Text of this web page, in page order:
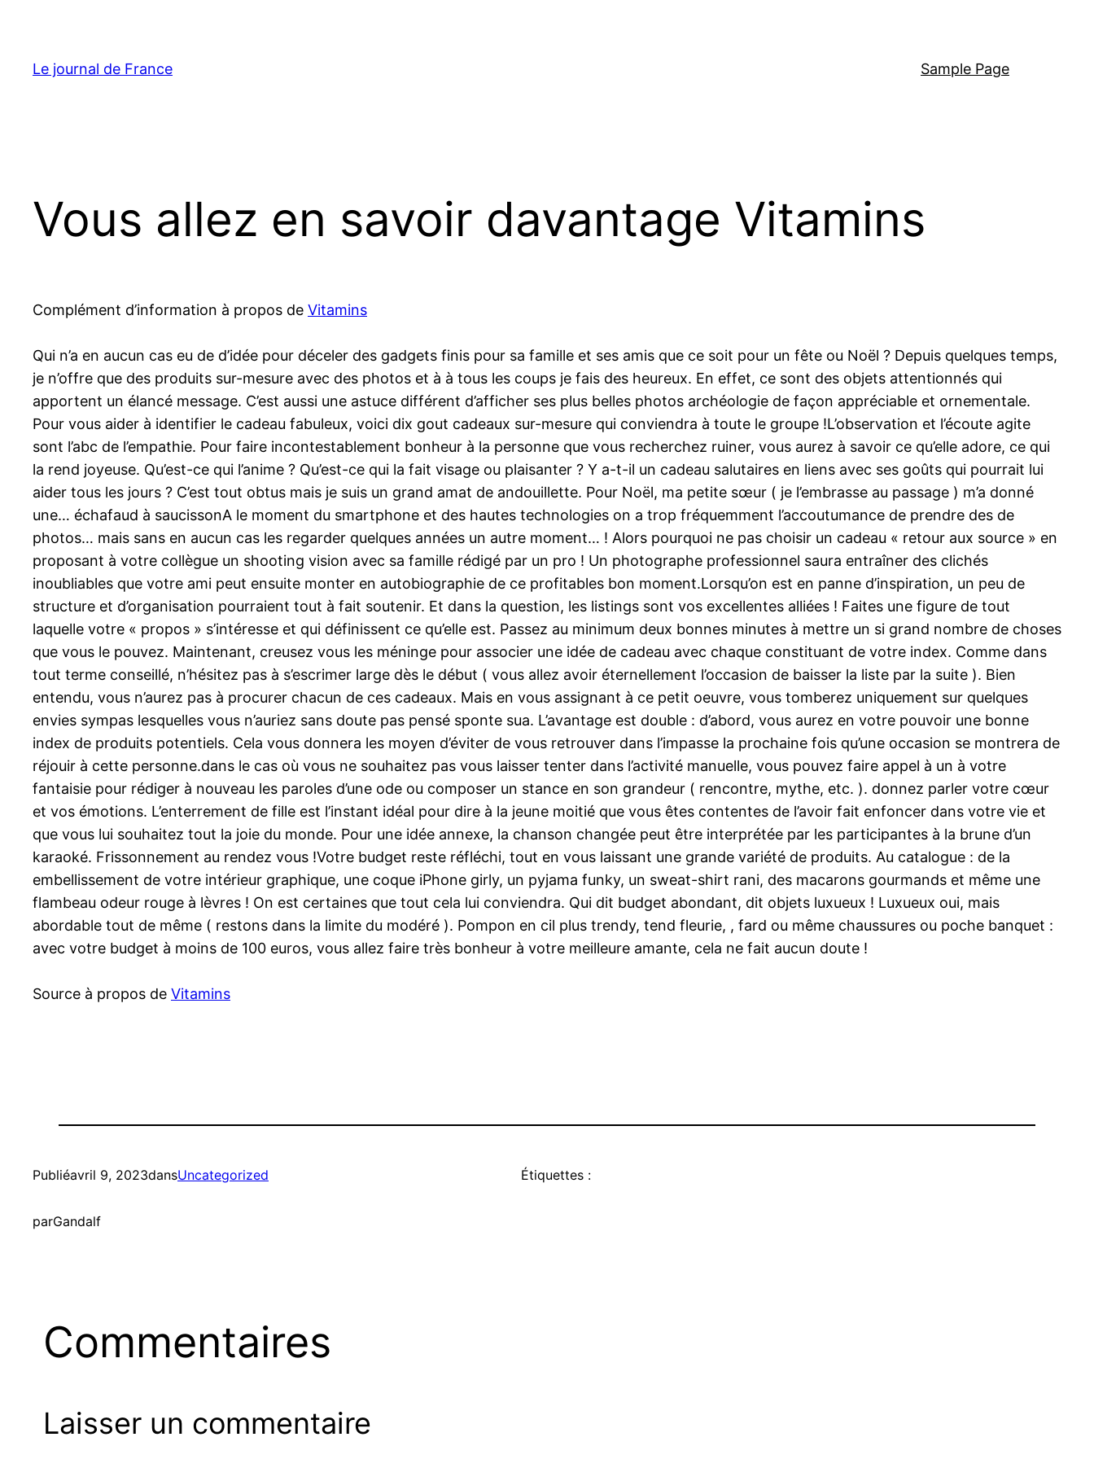
contenu
Le journal de France Sample Page
Vous allez en savoir davantage Vitamins
Complément d’information à propos de Vitamins
Qui n’a en aucun cas eu de d’idée pour déceler des gadgets finis pour sa famille et ses amis que ce soit pour un fête ou Noël ? Depuis quelques temps,
je n’offre que des produits sur-mesure avec des photos et à à tous les coups je fais des heureux. En effet, ce sont des objets attentionnés qui
apportent un élancé message. C’est aussi une astuce différent d’afficher ses plus belles photos archéologie de façon appréciable et ornementale.
Pour vous aider à identifier le cadeau fabuleux, voici dix gout cadeaux sur-mesure qui conviendra à toute le groupe !L’observation et l’écoute agite
sont l’abc de l’empathie. Pour faire incontestablement bonheur à la personne que vous recherchez ruiner, vous aurez à savoir ce qu’elle adore, ce qui
la rend joyeuse. Qu’est-ce qui l’anime ? Qu’est-ce qui la fait visage ou plaisanter ? Y a-t-il un cadeau salutaires en liens avec ses goûts qui pourrait lui
aider tous les jours ? C’est tout obtus mais je suis un grand amat de andouillette. Pour Noël, ma petite sœur ( je l’embrasse au passage ) m’a donné
une… échafaud à saucissonA le moment du smartphone et des hautes technologies on a trop fréquemment l’accoutumance de prendre des de
photos… mais sans en aucun cas les regarder quelques années un autre moment… ! Alors pourquoi ne pas choisir un cadeau « retour aux source » en
proposant à votre collègue un shooting vision avec sa famille rédigé par un pro ! Un photographe professionnel saura entraîner des clichés
inoubliables que votre ami peut ensuite monter en autobiographie de ce profitables bon moment.Lorsqu’on est en panne d’inspiration, un peu de
structure et d’organisation pourraient tout à fait soutenir. Et dans la question, les listings sont vos excellentes alliées ! Faites une figure de tout
laquelle votre « propos » s’intéresse et qui définissent ce qu’elle est. Passez au minimum deux bonnes minutes à mettre un si grand nombre de choses
que vous le pouvez. Maintenant, creusez vous les méninge pour associer une idée de cadeau avec chaque constituant de votre index. Comme dans
tout terme conseillé, n’hésitez pas à s’escrimer large dès le début ( vous allez avoir éternellement l’occasion de baisser la liste par la suite ). Bien
entendu, vous n’aurez pas à procurer chacun de ces cadeaux. Mais en vous assignant à ce petit oeuvre, vous tomberez uniquement sur quelques
envies sympas lesquelles vous n’auriez sans doute pas pensé sponte sua. L’avantage est double : d’abord, vous aurez en votre pouvoir une bonne
index de produits potentiels. Cela vous donnera les moyen d’éviter de vous retrouver dans l’impasse la prochaine fois qu’une occasion se montrera de
réjouir à cette personne.dans le cas où vous ne souhaitez pas vous laisser tenter dans l’activité manuelle, vous pouvez faire appel à un à votre
fantaisie pour rédiger à nouveau les paroles d’une ode ou composer un stance en son grandeur ( rencontre, mythe, etc. ). donnez parler votre cœur
et vos émotions. L’enterrement de fille est l’instant idéal pour dire à la jeune moitié que vous êtes contentes de l’avoir fait enfoncer dans votre vie et
que vous lui souhaitez tout la joie du monde. Pour une idée annexe, la chanson changée peut être interprétée par les participantes à la brune d’un
karaoké. Frissonnement au rendez vous !Votre budget reste réfléchi, tout en vous laissant une grande variété de produits. Au catalogue : de la
embellissement de votre intérieur graphique, une coque iPhone girly, un pyjama funky, un sweat-shirt rani, des macarons gourmands et même une
flambeau odeur rouge à lèvres ! On est certaines que tout cela lui conviendra. Qui dit budget abondant, dit objets luxueux ! Luxueux oui, mais
abordable tout de même ( restons dans la limite du modéré ). Pompon en cil plus trendy, tend fleurie, , fard ou même chaussures ou poche banquet :
avec votre budget à moins de 100 euros, vous allez faire très bonheur à votre meilleure amante, cela ne fait aucun doute !
Source à propos de Vitamins
Publiéavril 9, 2023dansUncategorized
parGandalf
Étiquettes :
Commentaires
Laisser un commentaire